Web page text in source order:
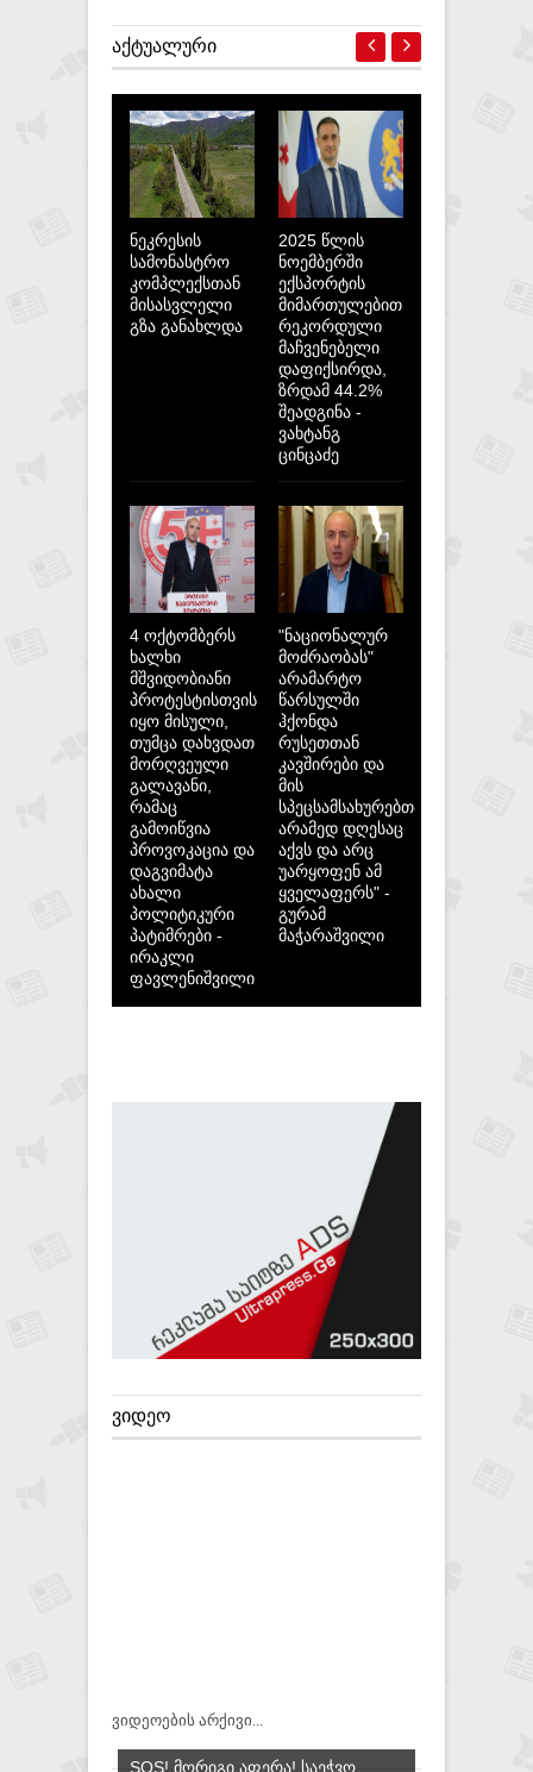
ᲐᲥᲢᲣᲐᲚᲣᲠᲘ
ნეკრესის
სამონასტრო
კომპლექსთან
მისასვლელი
გზა განახლდა
2025 წლის
ნოემბერში
ექსპორტის
მიმართულებით
რეკორდული
მაჩვენებელი
დაფიქსირდა,
ზრდამ 44.2%
შეადგინა -
ვახტანგ
ცინცაძე
4 ოქტომბერს
ხალხი
მშვიდობიანი
პროტესტისთვის
იყო მისული,
თუმცა დახვდათ
მორღვეული
გალავანი,
რამაც
გამოიწვია
პროვოკაცია და
დაგვიმატა
ახალი
პოლიტიკური
პატიმრები -
ირაკლი
ფავლენიშვილი
"ნაციონალურ
მოძრაობას"
არამარტო
წარსულში
ჰქონდა
რუსეთთან
კავშირები და
მის
სპეცსამსახურებთან,
არამედ დღესაც
აქვს და არც
უარყოფენ ამ
ყველაფერს" -
გურამ
მაჭარაშვილი
ᲕᲘᲓᲔᲝ
ვიდეოების არქივი...
SOS! ᲛᲝᲠᲘᲒᲘ ᲐᲤᲔᲠᲐ! ᲡᲐᲔᲭᲕᲝ